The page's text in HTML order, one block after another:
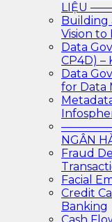
LIỆU
Building
Vision to
Data
CP4D) –
Data
for Data
NGÂN
Fraud
Facial
Credit
Banking